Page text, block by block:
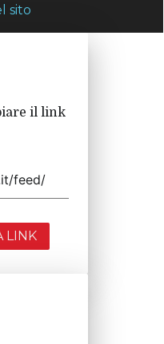
sito
il link
LINK